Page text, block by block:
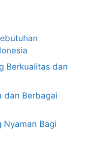
Berkualitas dan
dan Berbagai
Nyaman Bagi